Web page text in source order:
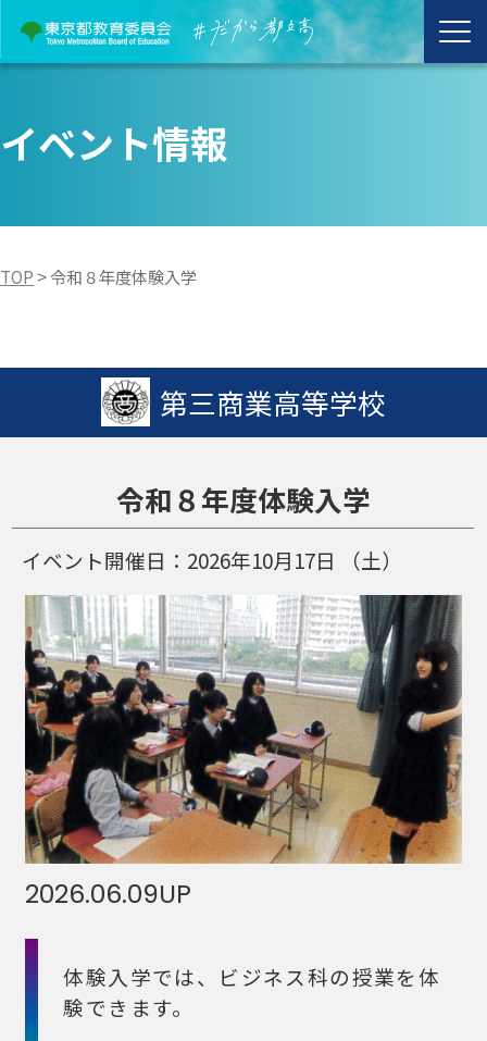
イベント情報
TOP >令和８年度体験入学
第三商業高等学校
令和８年度体験入学
イベント開催日： 2026年10月17日 （土）
2026.06.09UP
体験入学では、ビジネス科の授業を体
験できます。